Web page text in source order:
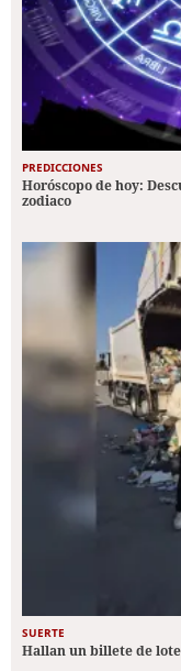
PREDICCIONES
Horóscopo de hoy:
zodiaco
SUERTE
Hallan un billete de